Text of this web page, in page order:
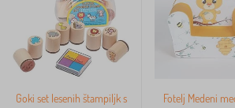
Goki set lesenih štampiljk s
Fotelj Medeni